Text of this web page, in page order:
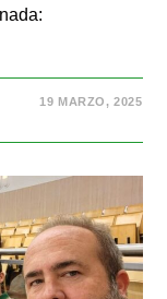
19 MARZO, 2025